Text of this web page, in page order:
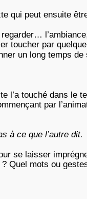
qui peut ensuite
par quelque
un long temps
l’a touché dans le
par
à ce que l’autre dit.
se laisser
Quel mots ou